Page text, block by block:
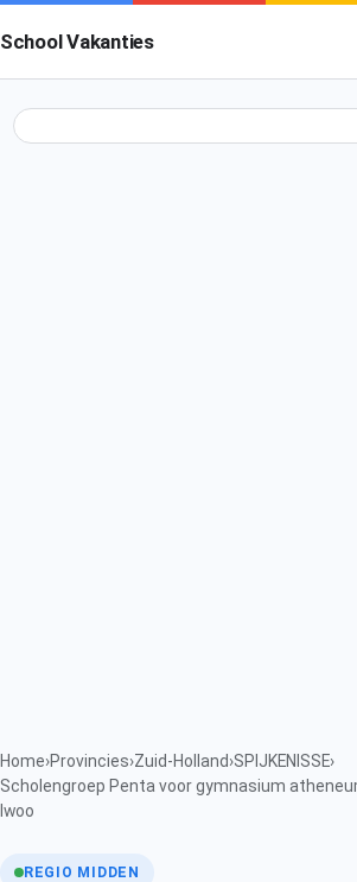
School Vakanties
Home›Provincies›Zuid-Holland›SPIJKENISSE›
Scholengroep Penta voor gymnasium
lwoo
REGIO MIDDEN